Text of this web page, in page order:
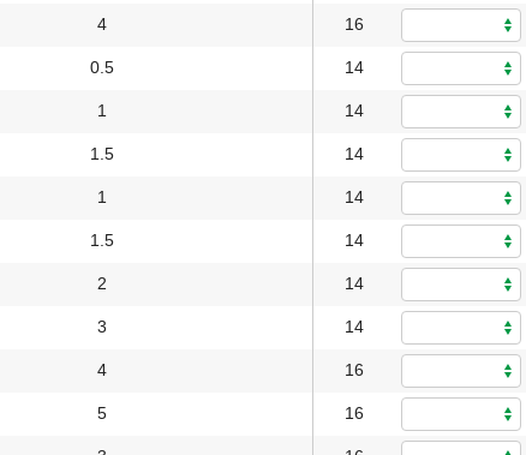
4 16
0.5 14
1 14
1.5 14
1 14
1.5 14
2 14
3 14
4 16
5 16